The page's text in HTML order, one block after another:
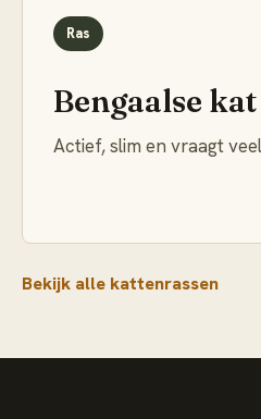
Ras
Bengaalse kat
Actief, slim en vraagt
Bekijk alle kattenrassen